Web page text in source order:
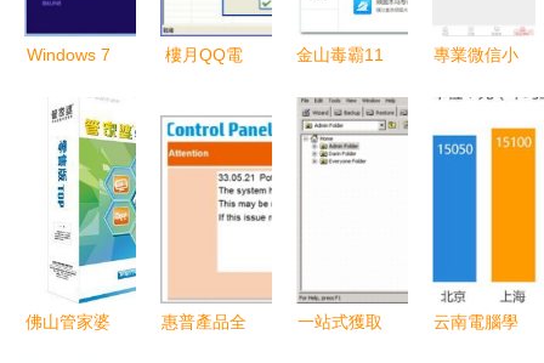
Windows 7
至Windows
10 面向計
算機軟件開
發人員的完
整教程與優
化指南
樓月QQ電
7.1免安裝
版 功能解
析與使用探
金山毒霸11
網絡安全雷
達與計算機
專業微信小
定制化軟件
新浪潮
佛山管家婆
惠普產品全
一站式獲取
云南電腦學